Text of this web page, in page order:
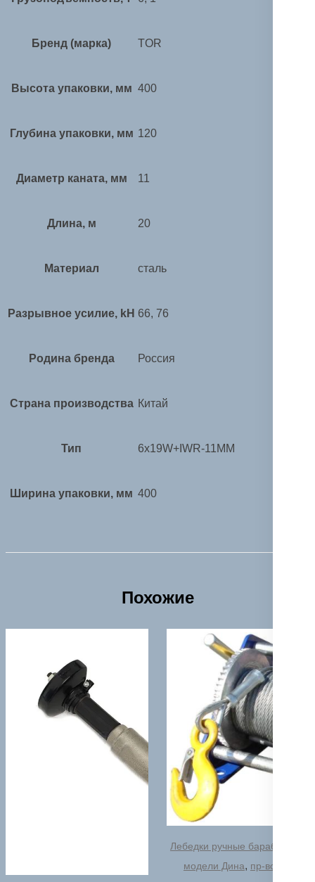
Бренд (марка) TOR
Высота упаковки, мм 400
Глубина упаковки, мм 120
Диаметр каната, мм 11
Длина, м 20
Материал сталь
Разрывное усилие, kH 66, 76
Родина бренда Россия
Страна производства Китай
Тип 6x19W+IWR-11MM
Ширина упаковки, мм 400
Похожие
Лебедки ручные барабанные
модели Дина, пр-во РФ